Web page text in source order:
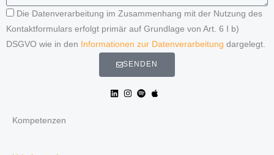
Die Datenverarbeitung im Zusammenhang mit der Nutzung des
Kontaktformulars erfolgt primär auf Grundlage von Art. 6 I b)
DSGVO wie in den
Informationen zur Datenverarbeitung dargelegt.
SENDEN
Kompetenzen